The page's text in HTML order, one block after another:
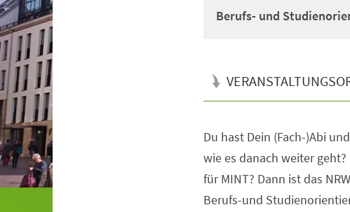
Berufs- und
Du hast Dein (Fach-)Abi
wie es danach weiter
für MINT? Dann ist das
Berufs-und